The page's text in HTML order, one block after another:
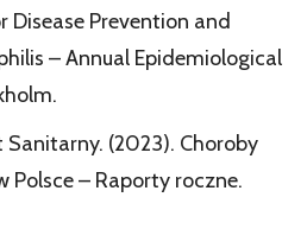
Disease Prevention and
– Annual Epidemiological
Sanitarny. (2023). Choroby
Polsce – Raporty roczne.